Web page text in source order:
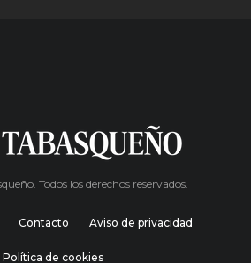
Todos los derechos reservados.
Contacto Aviso de privacidad
Política de cookies